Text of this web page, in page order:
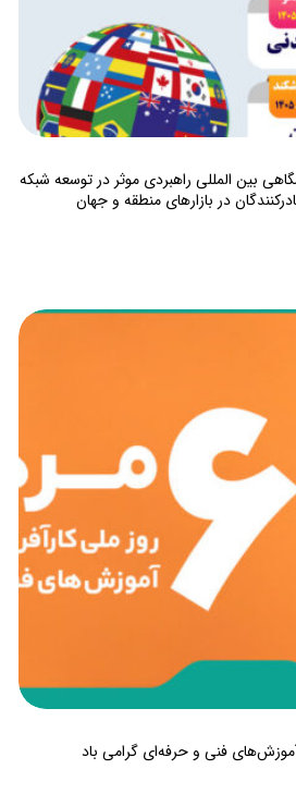
بین المللی راهبردی موثر در توسعه شبکه
در بازارهای منطقه و جهان